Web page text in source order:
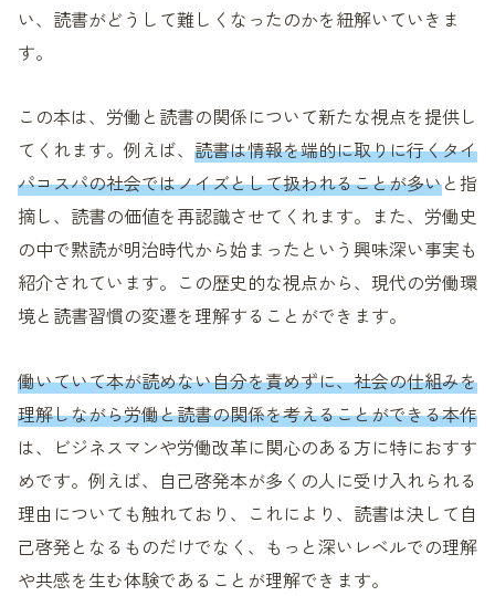
い、読書がどうして難しくなったのかを紐解いていきま
す。
この本は、労働と読書の関係について新たな視点を提供し
てくれます。例えば、 読書は情報を端的に取りに行くタイ
パコスパの社会ではノイズとして扱われることが多いと指
摘し、読書の価値を再認識させてくれます。また、労働史
の中で黙読が明治時代から始まったという興味深い事実も
紹介されています。この歴史的な視点から、現代の労働環
境と読書習慣の変遷を理解することができます。
働いていて本が読めない自分を責めずに、社会の仕組みを
理解しながら労働と読書の関係を考えることができる本作
は、ビジネスマンや労働改革に関心のある方に特におすす
めです。例えば、自己啓発本が多くの人に受け入れられる
理由についても触れており、これにより、読書は決して自
己啓発となるものだけでなく、もっと深いレベルでの理解
や共感を生む体験であることが理解できます。